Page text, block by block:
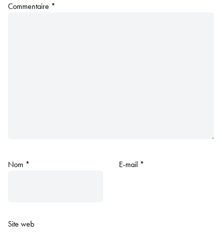
Commentaire *
Nom * E-mail *
Site web